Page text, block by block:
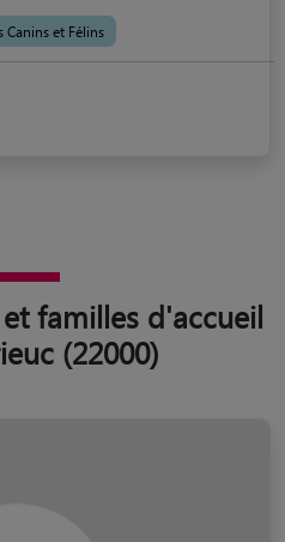
Canins et Félins
familles d'accueil
(22000)